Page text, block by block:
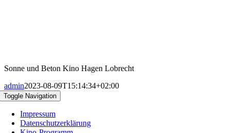
Sonne und Beton Kino Hagen Lobrecht
admin2023-08-09T15:14:34+02:00
Toggle Navigation
Impressum
Datenschutzerklärung